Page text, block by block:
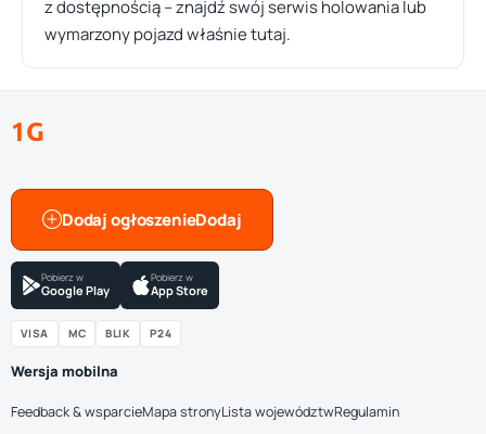
z dostępnością – znajdź swój serwis holowania lub
wymarzony pojazd właśnie tutaj.
1G
Dodaj ogłoszenie
Pobierz w
Google Play
Pobierz w
App Store
VISA MC BLIK P24
Wersja mobilna
Feedback & wsparcieMapa stronyLista województwRegulamin